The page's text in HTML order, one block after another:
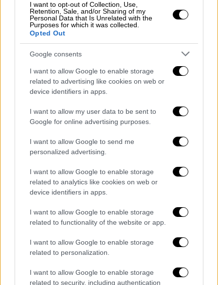
I want to opt-out of Collection, Use,
Retention, Sale, and/or Sharing of my
Personal Data that Is Unrelated with the
Purposes for which it was collected.
Opted Out
Google consents
I want to allow Google to enable storage
related to advertising like cookies on web or
device identifiers in apps.
I want to allow my user data to be sent to
Google for online advertising purposes.
I want to allow Google to send me
personalized advertising.
I want to allow Google to enable storage
related to analytics like cookies on web or
device identifiers in apps.
I want to allow Google to enable storage
related to functionality of the website or app.
I want to allow Google to enable storage
related to personalization.
I want to allow Google to enable storage
related to security, including authentication
απαντά πως δεν θα επηρεάσει καθόλου την
ψήφο του, ενώ στον αντίποδα το 30% απαντά
πολύ και το 21% λίγο.
Έντονη ανησυχία προκαλεί στην κυβέρνηση
και το ενδεχόμενο να υπάρξειψήφος
διαμαρτυρίαςστις κάλπες των
Ευρωεκλογών. Είναι χαρακτηριστικό πως
σύμφωνα με την Interview στο ερώτημα πόσο
πιθανό θεωρείται στις ευρωεκλογές να
για πολιτικές επιλογές με τις οποίες
διαφωνείτε σχεδόν ένας στους δύο απαντά
πολύ ή αρκετά πιθανό. Στο μεταξύ με βάση
την GPOτο 42,1% θέλει στις ευρωεκλογές
να στείλει μήνυμα αποδοκιμασίας στην
κυβέρνηση, το 35,4% να στηρίξει το κόμμα
που συνήθως επιλέγει και το 17,5% να
ξέρω- δεν απαντώ).
Στόχος η αύξηση της συσπείρωσης